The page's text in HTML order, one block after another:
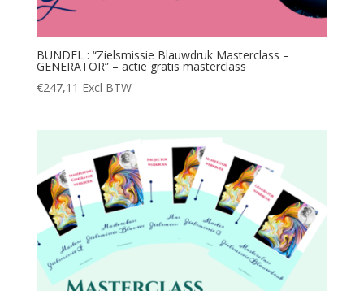
BUNDEL : “Zielsmissie Blauwdruk Masterclass –
GENERATOR” – actie gratis masterclass
€247,11 Excl BTW